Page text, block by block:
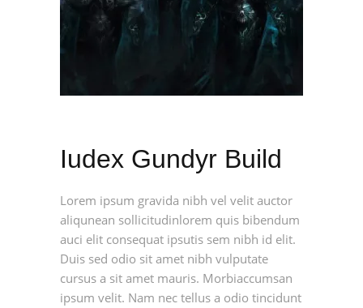
Iudex Gundyr Build
Lorem ipsum gravida nibh vel velit auctor
aliqunean sollicitudinlorem quis bibendum
auci elit consequat ipsutis sem nibh id elit.
Duis sed odio sit amet nibh vulputate
cursus a sit amet mauris. Morbiaccumsan
ipsum velit. Nam nec tellus a odio tincidunt